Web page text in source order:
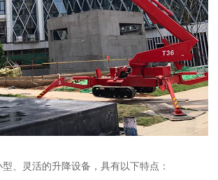
、灵活的升降设备，具有以下特点：